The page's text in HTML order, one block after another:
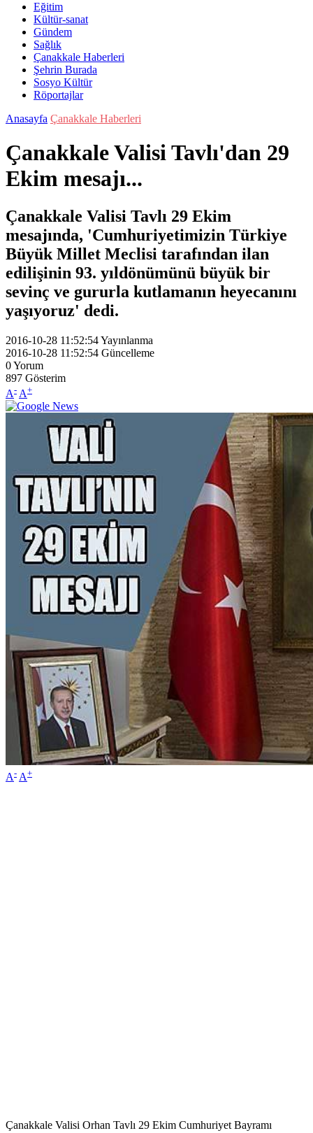
Eğitim
Kültür-sanat
Gündem
Sağlık
Çanakkale Haberleri
Şehrin Burada
Sosyo Kültür
Röportajlar
Anasayfa Çanakkale Haberleri
Çanakkale Valisi Tavlı'dan 29
Ekim mesajı...
Çanakkale Valisi Tavlı 29 Ekim
mesajında, 'Cumhuriyetimizin Türkiye
Büyük Millet Meclisi tarafından ilan
edilişinin 93. yıldönümünü büyük bir
sevinç ve gururla kutlamanın heyecanını
yaşıyoruz' dedi.
2016-10-28 11:52:54Yayınlanma
2016-10-28 11:52:54 Güncelleme
0Yorum
897 Gösterim
A- A+
A- A+
Çanakkale Valisi Orhan Tavlı 29 Ekim Cumhuriyet Bayramı